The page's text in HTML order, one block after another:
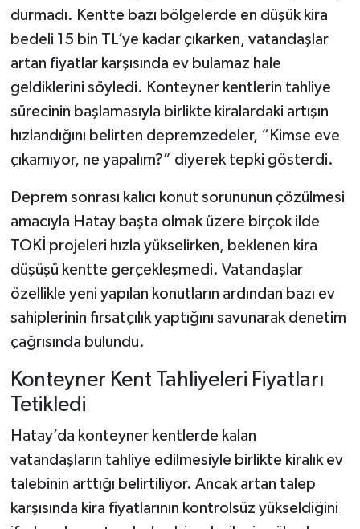
durmadı. Kentte bazı bölgelerde en düşük kira
bedeli 15 bin TL’ye kadar çıkarken, vatandaşlar
artan fiyatlar karşısında ev bulamaz hale
geldiklerini söyledi. Konteyner kentlerin tahliye
sürecinin başlamasıyla birlikte kiralardaki artışın
hızlandığını belirten depremzedeler, “Kimse eve
çıkamıyor, ne yapalım?” diyerek tepki gösterdi.
Deprem sonrası kalıcı konut sorununun çözülmesi
amacıyla Hatay başta olmak üzere birçok ilde
TOKİ projeleri hızla yükselirken, beklenen kira
düşüşü kentte gerçekleşmedi. Vatandaşlar
özellikle yeni yapılan konutların ardından bazı ev
sahiplerinin fırsatçılık yaptığını savunarak denetim
çağrısında bulundu.
Konteyner Kent Tahliyeleri Fiyatları
Tetikledi
Hatay’da konteyner kentlerde kalan
vatandaşların tahliye edilmesiyle birlikte kiralık ev
talebinin arttığı belirtiliyor. Ancak artan talep
karşısında kira fiyatlarının kontrolsüz yükseldiğini